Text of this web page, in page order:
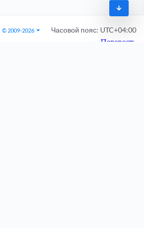
© 2009-2026 Часовой пояс: UTC+04:00